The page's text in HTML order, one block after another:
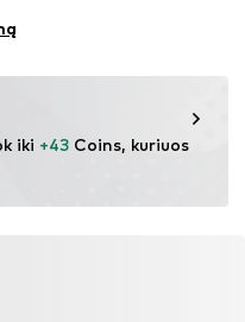
iki +43 Coins, kuriuos